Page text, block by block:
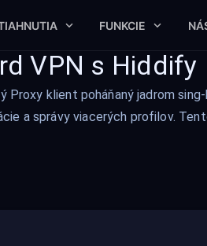
FUNKCIE
VPN s Hiddify
klient poháňaný jadrom
a správy viacerých profilov.